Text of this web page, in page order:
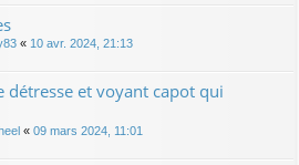
« 10 avr. 2024, 21:13
détresse et voyant capot qui
« 09 mars 2024, 11:01